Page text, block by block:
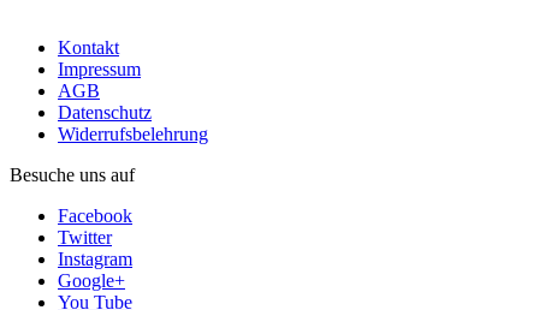
Kontakt
Impressum
AGB
Datenschutz
Widerrufsbelehrung
Besuche uns auf
Facebook
Twitter
Instagram
Google+
You Tube